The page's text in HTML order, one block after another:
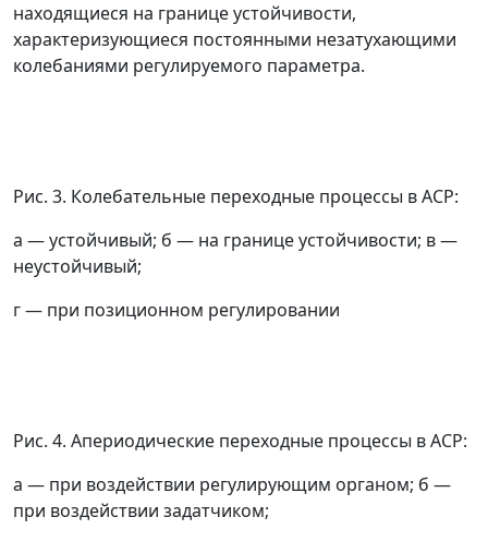
находящиеся на границе устойчивости,
характеризующиеся постоянными незатухающими
колебаниями регулируемого параметра.
Рис. 3. Колебательные переходные процессы в АСР:
а —устойчивый; б — на границе устойчивости; в—
неустойчивый;
г— при позиционном регулировании
Рис. 4. Апериодические переходные процессы в АСР:
а — при воздействии регулирующим органом; б —
при воздействии задатчиком;